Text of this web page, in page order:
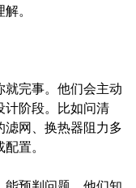
。
就完事。他们会主动
计阶段。比如问清
滤网、换热器阻力多
置。